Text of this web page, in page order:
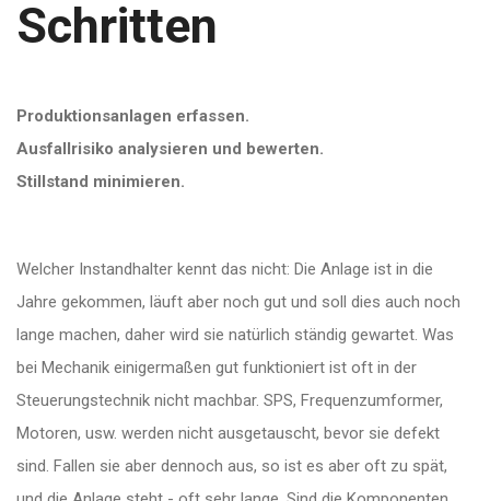
Schritten
Produktionsanlagen erfassen.
Ausfallrisiko analysieren und bewerten.
Stillstand minimieren.
Welcher Instandhalter kennt das nicht: Die Anlage ist in die
Jahre gekommen, läuft aber noch gut und soll dies auch noch
lange machen, daher wird sie natürlich ständig gewartet. Was
bei Mechanik einigermaßen gut funktioniert ist oft in der
Steuerungstechnik nicht machbar. SPS, Frequenzumformer,
Motoren, usw. werden nicht ausgetauscht, bevor sie defekt
sind. Fallen sie aber dennoch aus, so ist es aber oft zu spät,